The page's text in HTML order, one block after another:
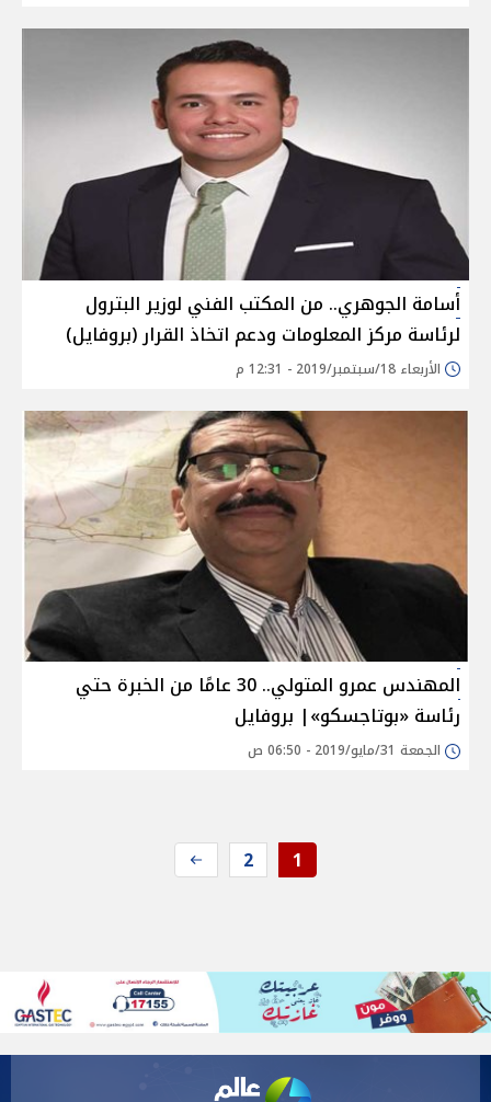
أسامة الجوهري.. من المكتب الفني لوزير البترول
لرئاسة مركز المعلومات ودعم اتخاذ القرار (بروفايل)
الأربعاء 18/سبتمبر/2019 - 12:31 م
المهندس عمرو المتولي.. 30 عامًا من الخبرة حتي
رئاسة «بوتاجسكو»| بروفايل
الجمعة 31/مايو/2019 - 06:50 ص
1
2